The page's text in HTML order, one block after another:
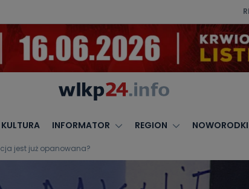
KULTURA INFORMATOR REGION NOWORODKI
jest już opanowana?